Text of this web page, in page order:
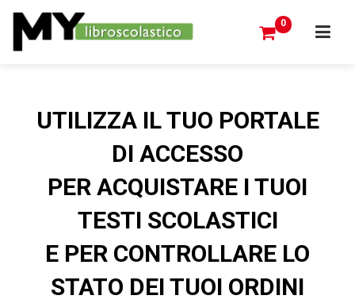
0
UTILIZZA IL TUO PORTALE
DI ACCESSO
PER ACQUISTARE I TUOI
TESTI SCOLASTICI
E PER CONTROLLARE LO
STATO DEI TUOI ORDINI